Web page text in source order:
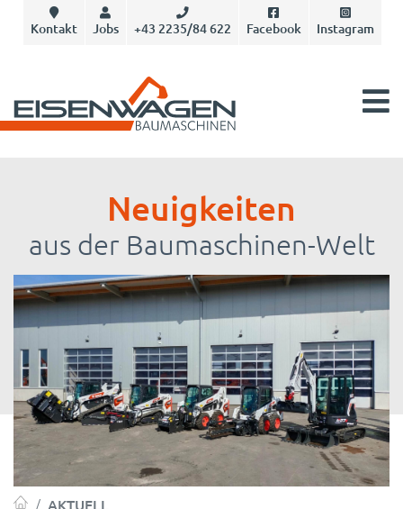
Kontakt Jobs +43 2235/84 622 Facebook Instagram
Neuigkeiten
aus der Baumaschinen-Welt
AKTUELL